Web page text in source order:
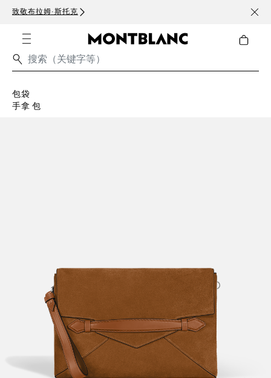
致敬布拉姆·斯托克 订阅
包袋
手拿 包